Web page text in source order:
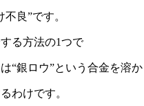
良”です。
る方法の1つで
“銀ロウ”という合金を溶か
わけです。